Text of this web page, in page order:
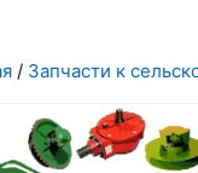
/ Запчасти к